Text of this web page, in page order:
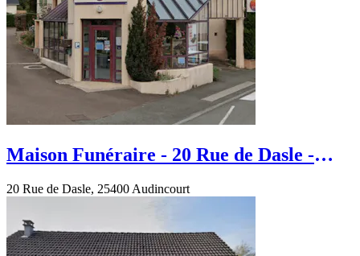
Maison Funéraire - 20 Rue de Dasle -
20 Rue de Dasle, 25400 Audincourt